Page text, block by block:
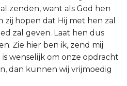
zenden, want als God hen
hopen dat Hij met hen zal
zal geven. Laat hen dus
Zie hier ben ik, zend mij
is wenselijk om onze opdracht
dan kunnen wij vrijmoedig